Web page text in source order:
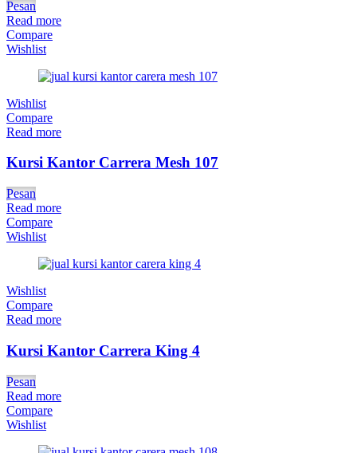
Pesan
Read more
Compare
Wishlist
Wishlist
Compare
Read more
Kursi Kantor Carrera Mesh 107
Pesan
Read more
Compare
Wishlist
Wishlist
Compare
Read more
Kursi Kantor Carrera King 4
Pesan
Read more
Compare
Wishlist